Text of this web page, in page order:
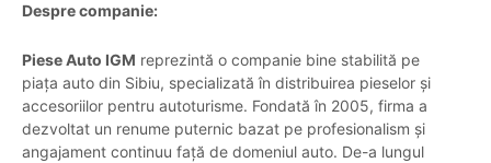
Despre companie:
Piese Auto IGM reprezintă o companie bine stabilită pe
piața auto din Sibiu, specializată în distribuirea pieselor și
accesoriilor pentru autoturisme. Fondată în 2005, firma a
dezvoltat un renume puternic bazat pe profesionalism și
angajament continuu față de domeniul auto. De-a lungul